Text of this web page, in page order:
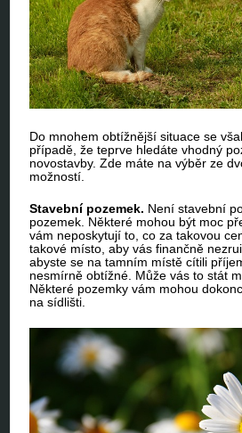
Do mnohem obtížnější situace se
případě, že teprve hledáte vhodný
novostavby. Zde máte na výběr ze
možností.
Stavební pozemek. Není stavební
pozemek. Některé mohou být moc
vám neposkytují to, co za takovou
takové místo, aby vás finančně
abyste se na tamním místě cítili
nesmírně obtížné. Může vás to stát
Některé pozemky vám mohou
na sídlišti.